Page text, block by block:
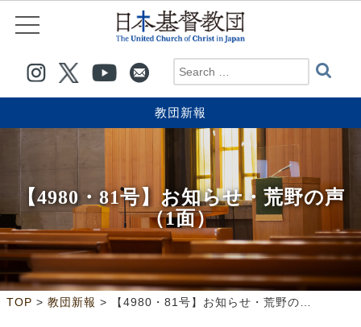
教団新報
【4980・81号】お知らせ・荒野の声
（1面）
TOP > 教団新報 > 【4980・81号】お知らせ・荒野の声（1面）